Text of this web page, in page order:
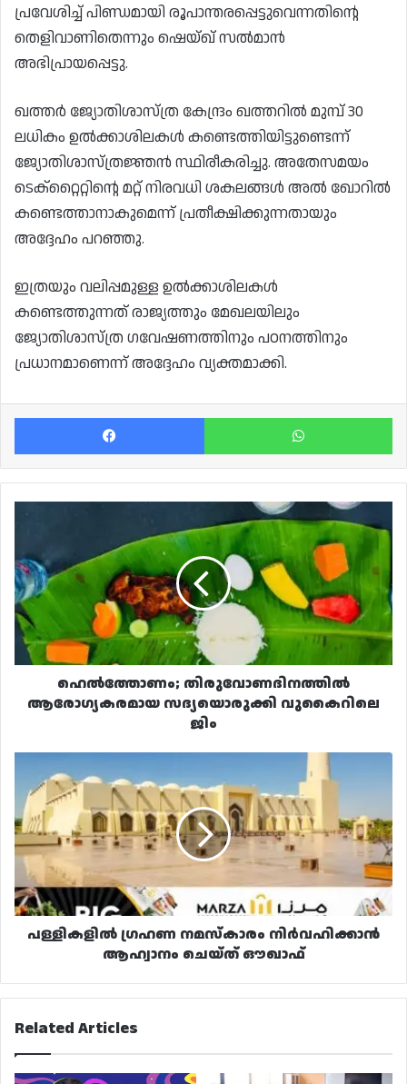
പ്രവേശിച്ച് പിണ്ഡമായി രൂപാന്തരപ്പെട്ടുവെന്നതിന്റെ
തെളിവാണിതെന്നും ഷെയ്ഖ് സൽമാൻ
അഭിപ്രായപ്പെട്ടു.
ഖത്തർ ജ്യോതിശാസ്ത്ര കേന്ദ്രം ഖത്തറിൽ മുമ്പ് 30
ലധികം ഉൽക്കാശിലകൾ കണ്ടെത്തിയിട്ടുണ്ടെന്ന്
ജ്യോതിശാസ്ത്രജ്ഞൻ സ്ഥിരീകരിച്ചു. അതേസമയം
ടെക്റ്റൈറ്റിന്റെ മറ്റ് നിരവധി ശകലങ്ങൾ അൽ ഖോറിൽ
കണ്ടെത്താനാകുമെന്ന് പ്രതീക്ഷിക്കുന്നതായും
അദ്ദേഹം പറഞ്ഞു.
ഇത്രയും വലിപ്പമുള്ള ഉൽക്കാശിലകൾ
കണ്ടെത്തുന്നത് രാജ്യത്തും മേഖലയിലും
ജ്യോതിശാസ്ത്ര ഗവേഷണത്തിനും പഠനത്തിനും
പ്രധാനമാണെന്ന് അദ്ദേഹം വ്യക്തമാക്കി.
Facebook
ആരോഗ്യകരമായ
സദ്യയൊരുക്കി
വുകൈറിലെ
ജിം
ഹെൽത്തോണം; തിരുവോണദിനത്തിൽ
ആരോഗ്യകരമായ സദ്യയൊരുക്കി വുകൈറിലെ
ജിം
ഗ്രഹണ
നമസ്കാരം
നിർവഹിക്കാൻ
ആഹ്വാനം
ചെയ്ത്
ഔഖാഫ്
പള്ളികളിൽ ഗ്രഹണ നമസ്കാരം നിർവഹിക്കാൻ
ആഹ്വാനം ചെയ്ത് ഔഖാഫ്
Related Articles